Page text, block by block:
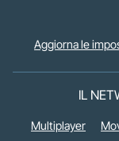
Aggiorna le
IL
Multiplayer